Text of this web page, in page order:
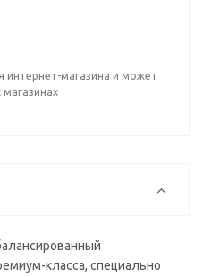
интернет-магазина и может
магазинах
класса, специально